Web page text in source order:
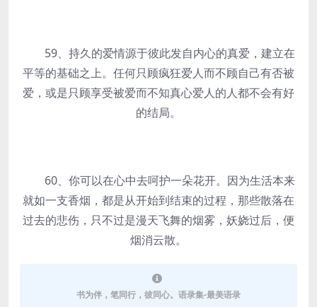
59、持久的爱情源于彼此发自内心的真爱，建立在
平等的基础之上。任何只顾疯狂爱人而不顾自己有否被
爱，或是只顾享受被爱而不知真心爱人的人都不会有好
的结局。
60、你可以在心中去呵护一朵花开。因为生活本来
就如一支香烟，都是从开始到结束的过程，那些散落在
过去的悲伤，只不过是漫天飞舞的烟雾，妖娆过后，便
烟消云散。
书为伴，笔同行，彼同心。语录集-最美语录